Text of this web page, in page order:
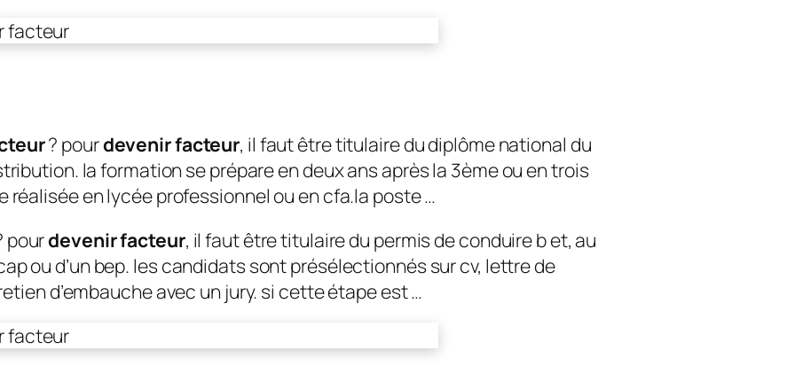
? pourdevenir facteur, il faut être titulaire du diplôme national du
la formation se prépare en deux ans après la 3ème ou en trois
réalisée en lycée professionnel ou en cfa.la poste …
pourdevenir facteur, il faut être titulaire du permis de conduire b et, au
ou d’un bep. les candidats sont présélectionnés sur cv, lettre de
d’embauche avec un jury. si cette étape est …